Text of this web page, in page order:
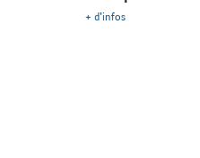
+ d'infos